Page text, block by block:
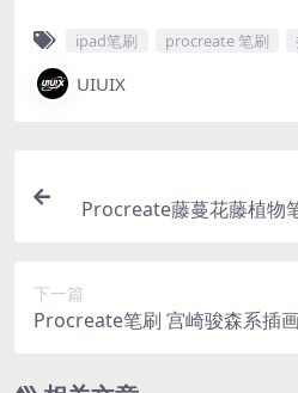
ipad笔刷 procreate 笔刷
UIUIX
Procreate藤蔓花藤植物
下一篇
Procreate笔刷 宫崎骏森系插